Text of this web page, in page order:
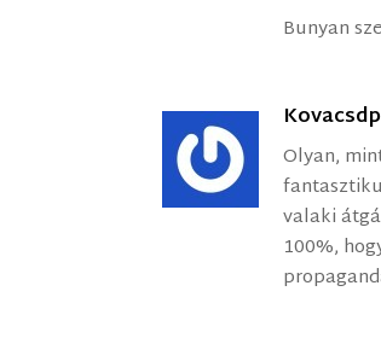
Bunyan
Olyan,
valaki
100%,